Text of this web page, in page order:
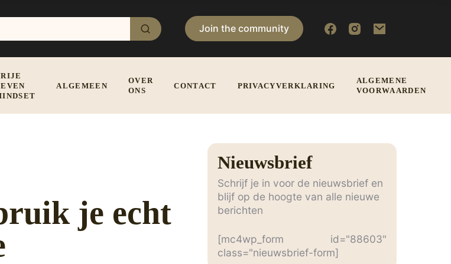
Join the community
ALGEMEEN
OVER
ONS
CONTACT PRIVACYVERKLARING
ALGEMENE
VOORWAARDEN
je echt
Nieuwsbrief
Schrijf je in voor de nieuwsbrief en
blijf op de hoogte van alle nieuwe
berichten
[mc4wp_form id="88603"
class="nieuwsbrief-form]